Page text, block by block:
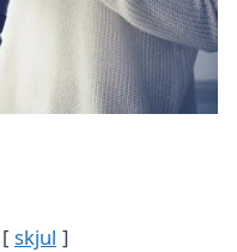
skjul